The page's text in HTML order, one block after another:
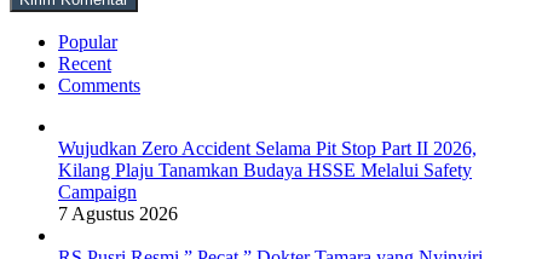
Popular
Recent
Comments
Wujudkan Zero Accident Selama Pit Stop Part II 2026,
Kilang Plaju Tanamkan Budaya HSSE Melalui Safety
Campaign
7 Agustus 2026